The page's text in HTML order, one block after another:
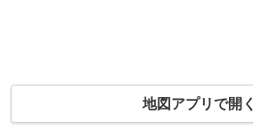
地図アプリで開く